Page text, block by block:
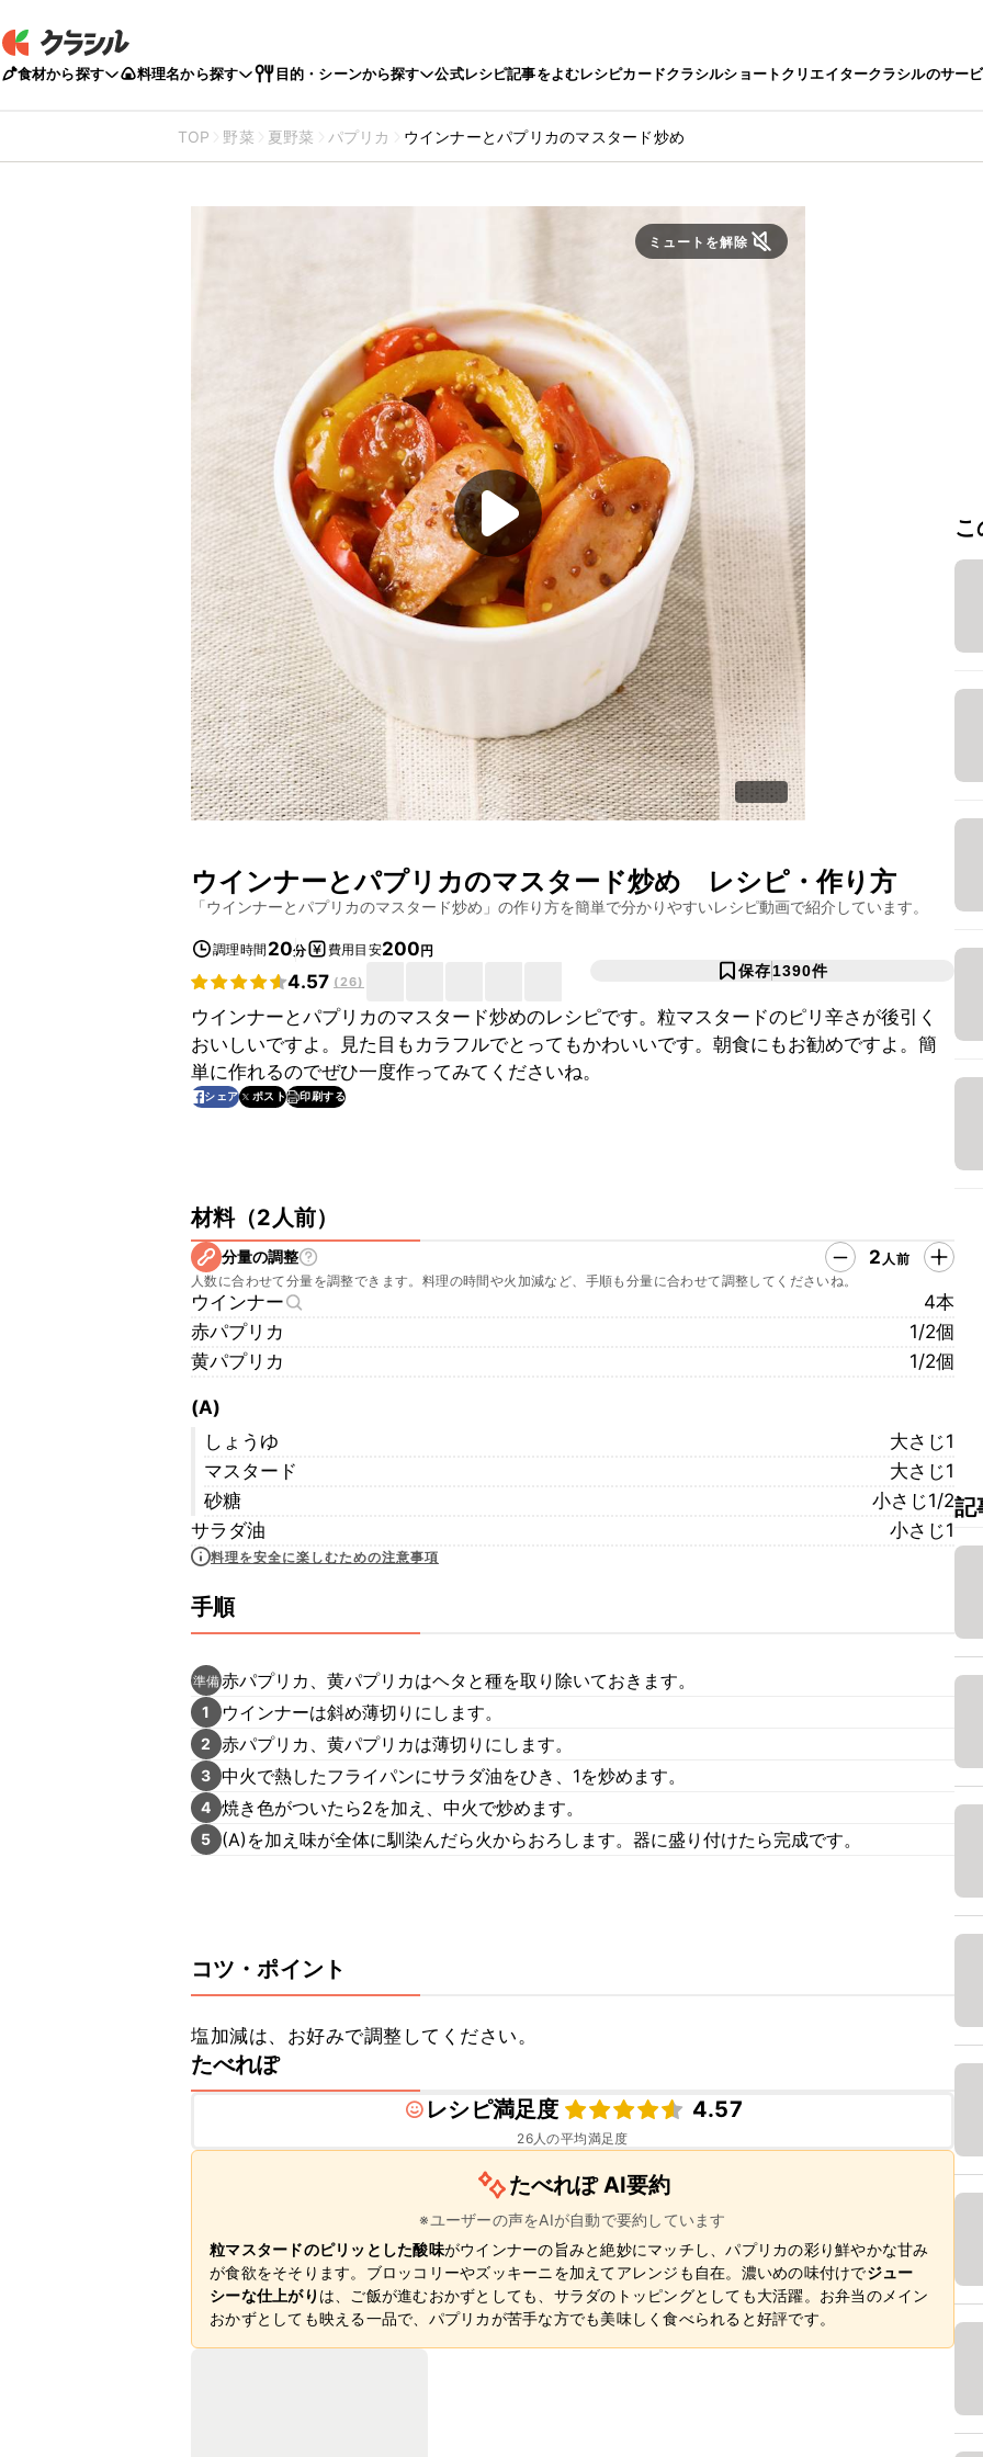
食材から探す 料理名から探す 目的・シーンから探す 公式レシピ記事をよむレシピカードクラシルショートクリエイタークラシルのサー
TOP 野菜 夏野菜 パプリカ ウインナーとパプリカのマスタード炒め
ミュートを解除
ウインナーとパプリカのマスタード炒め レシピ・作り方
「ウインナーとパプリカのマスタード炒め 」の作り方を簡単で分かりやすいレシピ動画で紹介しています。
調理時間 20分 費用目安200円
4.57 (26)
保存1390件
ウインナーとパプリカのマスタード炒めのレシピです。粒マスタードのピリ辛さが後引く
おいしいですよ。見た目もカラフルでとってもかわいいです。朝食にもお勧めですよ。簡
単に作れるのでぜひ一度作ってみてくださいね。
シェア ポスト 印刷する
材料（2人前）
分量の調整 2 人前
人数に合わせて分量を調整できます。料理の時間や火加減など、手順も分量に合わせて調整してくださいね。
ウインナー
4本
赤パプリカ
1/2個
黄パプリカ
1/2個
(A)
しょうゆ
大さじ1
マスタード
大さじ1
砂糖
小さじ1/2
サラダ油
小さじ1
料理を安全に楽しむための注意事項
手順
準備赤パプリカ、黄パプリカはヘタと種を取り除いておきます。
1 ウインナーは斜め薄切りにします。
2 赤パプリカ、黄パプリカは薄切りにします。
3 中火で熱したフライパンにサラダ油をひき、1を炒めます。
4 焼き色がついたら2を加え、中火で炒めます。
5 (A)を加え味が全体に馴染んだら火からおろします。器に盛り付けたら完成です。
コツ・ポイント
塩加減は、お好みで調整してください。
たべれぽ
レシピ満足度
4.57
26人の平均満足度
たべれぽ AI要約
※ユーザーの声をAIが自動で要約しています
粒マスタードのピリッとした酸味がウインナーの旨みと絶妙にマッチし、パプリカの彩り鮮やかな甘み
が食欲をそそります。ブロッコリーやズッキーニを加えてアレンジも自在。濃いめの味付けでジュー
シーな仕上がり は、ご飯が進むおかずとしても、サラダのトッピングとしても大活躍。お弁当のメイン
おかずとしても映える一品で、パプリカが苦手な方でも美味しく食べられると好評です。
記